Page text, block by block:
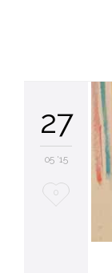
27
05 '15
Love
0